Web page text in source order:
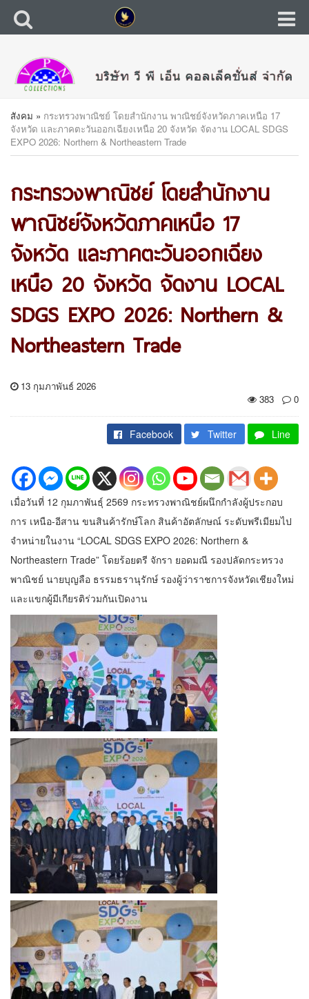
สังคม » กระทรวงพาณิชย์ โดยสำนักงาน พาณิชย์จังหวัดภาคเหนือ 17
จังหวัด และภาคตะวันออกเฉียงเหนือ 20 จังหวัด จัดงาน LOCAL SDGS
EXPO 2026: Northern & Northeastern Trade
กระทรวงพาณิชย์ โดยสำนักงาน
พาณิชย์จังหวัดภาคเหนือ 17
จังหวัด และภาคตะวันออกเฉียง
เหนือ 20 จังหวัด จัดงาน LOCAL
SDGS EXPO 2026: Northern &
Northeastern Trade
13 กุมภาพันธ์ 2026
383
0
Facebook Twitter Line
เมื่อวันที่ 12 กุมภาพันธุ์ 2569 กระทรวงพาณิชย์ผนึกกำลังผู้ประกอบ
การ เหนือ-อีสาน ขนสินค้ารักษ์โลก สินค้าอัตลักษณ์ ระดับพรีเมียมไป
จำหน่ายในงาน “LOCAL SDGS EXPO 2026: Northern &
Northeastern Trade” โดยร้อยตรี จักรา ยอดมณี รองปลัดกระทรวง
พาณิชย์ นายบุญลือ ธรรมธรานุรักษ์ รองผู้ว่าราชการจังหวัดเชียงใหม่
และแขกผู้มีเกียรติร่วมกันเปิดงาน